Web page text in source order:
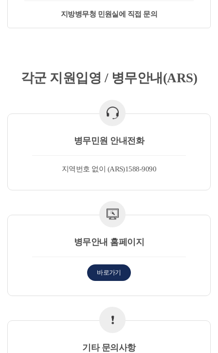
지방병무청 민원실에 직접 문의
각군 지원입영 / 병무안내(ARS)
병무민원 안내전화
지역번호 없이 (ARS)1588-9090
병무안내 홈페이지
바로가기
기타 문의사항